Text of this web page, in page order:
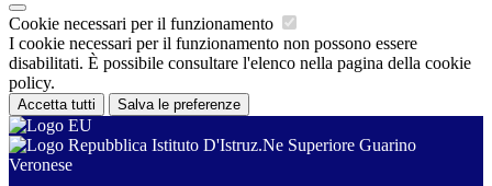
Cookie necessari per il funzionamento
I cookie necessari per il funzionamento non possono essere
disabilitati. È possibile consultare l'elenco nella pagina della cookie
policy.
Accetta tutti Salva le preferenze
Istituto D'Istruz.Ne Superiore Guarino
Veronese